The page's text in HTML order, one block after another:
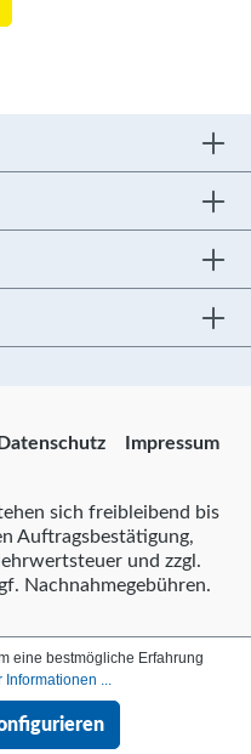
Datenschutz Impressum
sich freibleibend bis
Auftragsbestätigung,
und zzgl.
Nachnahmegebühren.
eine bestmögliche Erfahrung
Informationen ...